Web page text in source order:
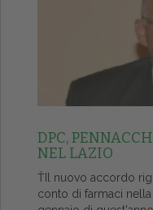
DPC,
NEL LAZIO
ŤIl nuovo accordo
conto di farmaci